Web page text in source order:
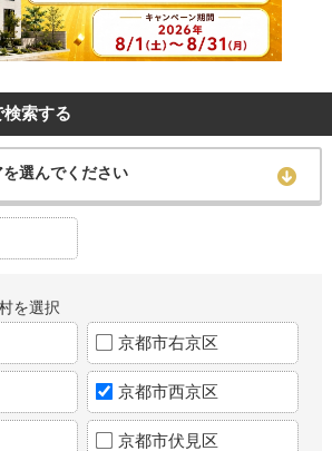
検索する
選んでください
を選択
京都市右京区
京都市西京区
京都市伏見区